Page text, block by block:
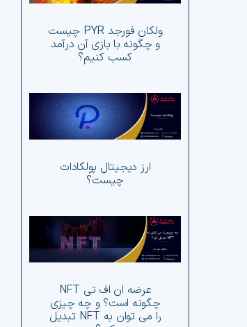
ولکان فورجد PYR چیست
و چگونه با بازی آن درآمد
کسب کنیم؟
ارز دیجیتال پولکادات
چیست؟
عرضه ان اف تی NFT
چگونه است؟ و چه چیزی
را می توان به NFT تبدیل